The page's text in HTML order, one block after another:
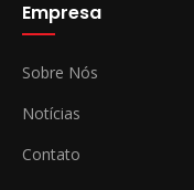
Empresa
Sobre Nós
Notícias
Contato